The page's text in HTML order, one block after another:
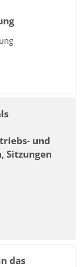
und
Sitzungen
das